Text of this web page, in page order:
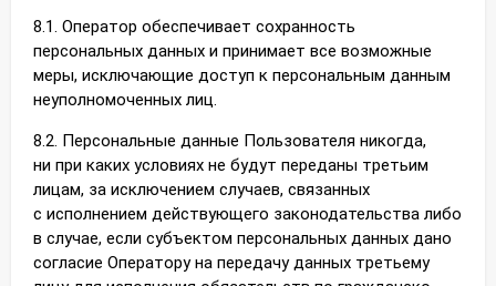
8.1. Оператор обеспечивает сохранность
персональных данных и принимает все возможные
меры, исключающие доступ к персональным данным
неуполномоченных лиц.
8.2. Персональные данные Пользователя никогда,
ни при каких условиях не будут переданы третьим
лицам, за исключением случаев, связанных
с исполнением действующего законодательства либо
в случае, если субъектом персональных данных дано
согласие Оператору на передачу данных третьему